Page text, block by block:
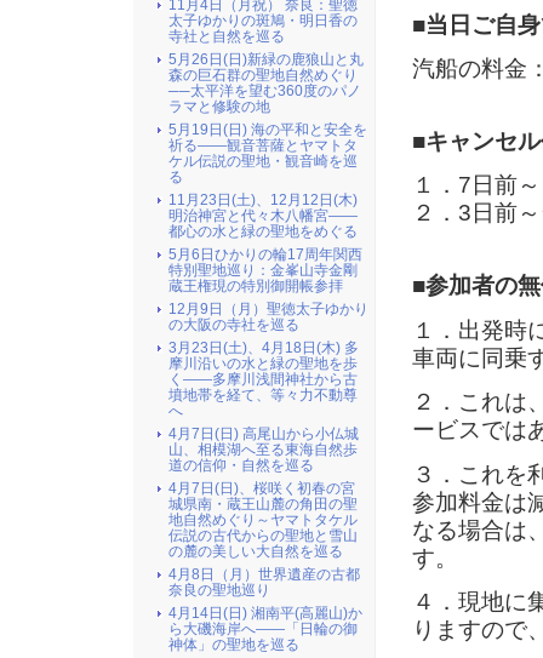
■当日ご自
汽船の料金
■キャンセ
１． 7 日前
２． 3 日前
■参加者の
１．出発時
車両に同乗
２．これは
ービスでは
３．これを
参加料金は
なる場合は
す。
４．現地に
りますので
11月4日（月祝） 奈良：聖徳
太子ゆかりの斑鳩・明日香の
寺社と自然を巡る
5月26日(日)新緑の鹿狼山と丸
森の巨石群の聖地自然めぐり
──太平洋を望む360度のパノ
ラマと修験の地
5月19日(日) 海の平和と安全を
祈る――観音菩薩とヤマトタ
ケル伝説の聖地・観音崎を巡
る
11月23日(土)、12月12日(木)
明治神宮と代々木八幡宮――
都心の水と緑の聖地をめぐる
5月6日ひかりの輪17周年関西
特別聖地巡り：金峯山寺金剛
蔵王権現の特別御開帳参拝
12月9日（月）聖徳太子ゆかり
の大阪の寺社を巡る
3月23日(土)、4月18日(木) 多
摩川沿いの水と緑の聖地を歩
く――多摩川浅間神社から古
墳地帯を経て、等々力不動尊
へ
4月7日(日) 高尾山から小仏城
山、相模湖へ至る東海自然歩
道の信仰・自然を巡る
4月7日(日)、桜咲く初春の宮
城県南・蔵王山麓の角田の聖
地自然めぐり～ヤマトタケル
伝説の古代からの聖地と雪山
の麓の美しい大自然を巡る
4月8日（月）世界遺産の古都
奈良の聖地巡り
4月14日(日) 湘南平(高麗山)か
ら大磯海岸へ――「日輪の御
神体」の聖地を巡る